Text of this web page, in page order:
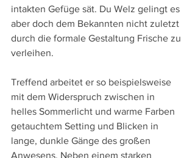
intakten Gefüge sät. Du Welz gelingt es
aber doch dem Bekannten nicht zuletzt
durch die formale Gestaltung Frische zu
verleihen.
Treffend arbeitet er so beispielsweise
mit dem Widerspruch zwischen in
helles Sommerlicht und warme Farben
getauchtem Setting und Blicken in
lange, dunkle Gänge des großen
Anwesens. Neben einem starken